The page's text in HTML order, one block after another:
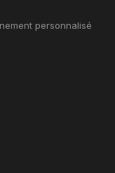
personnalisé